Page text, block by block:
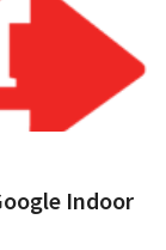
Indoor